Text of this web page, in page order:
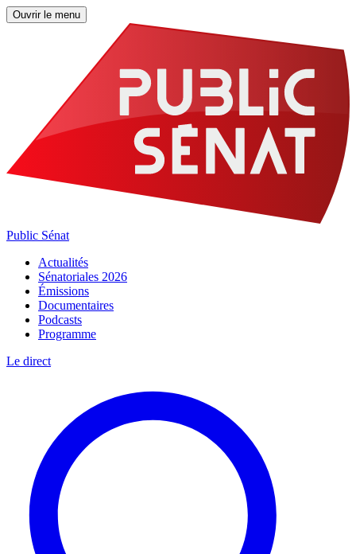
Ouvrir le menu
Public Sénat
Actualités
Sénatoriales 2026
Émissions
Documentaires
Podcasts
Programme
Le direct